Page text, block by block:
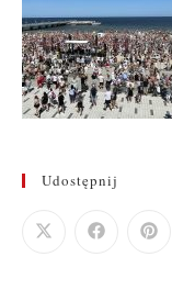
Udostępnij